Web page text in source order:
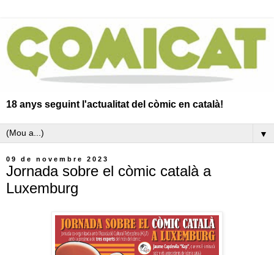
18 anys seguint l'actualitat del còmic en català!
▼
09 de novembre 2023
Jornada sobre el còmic català a
Luxemburg